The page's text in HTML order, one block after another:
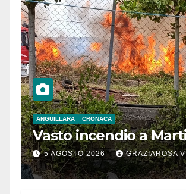
ANGUILLARA CRONACA
Vasto incendio a
5 AGOSTO 2026 GRAZIAROSA